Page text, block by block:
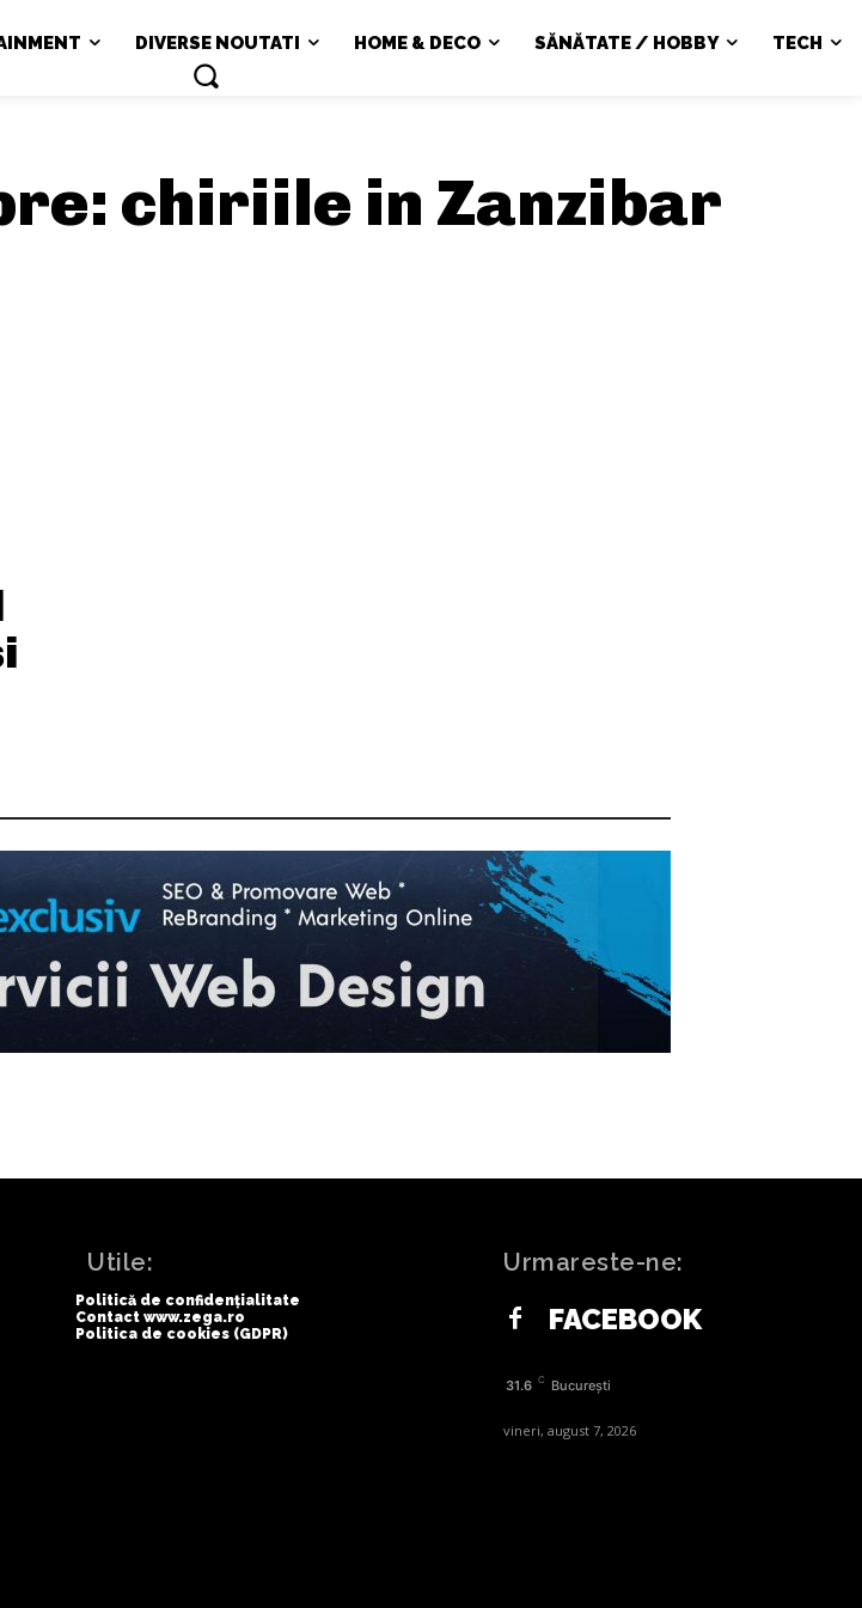
DIVERSE NOUTATI HOME & DECO SĂNĂTATE / HOBBY TECH
chiriile in Zanzibar
Utile:
Politică de confidențialitate
Contact www.zega.ro
Politica de cookies (GDPR)
Urmareste-ne:
FACEBOOK
31.6 C București
vineri, august 7, 2026